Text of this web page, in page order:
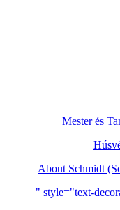
Mester és
About Schmidt
" style="text-